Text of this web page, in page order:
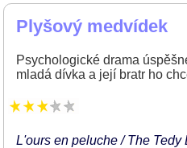
Plyšový medvídek
Psychologické drama
mladá dívka a její bratr ho
L'ours en peluche / The Tedy